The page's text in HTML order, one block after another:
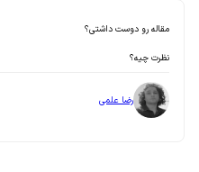
مقاله رو دوست داشتی؟
نظرت چیه؟
رضا علمی